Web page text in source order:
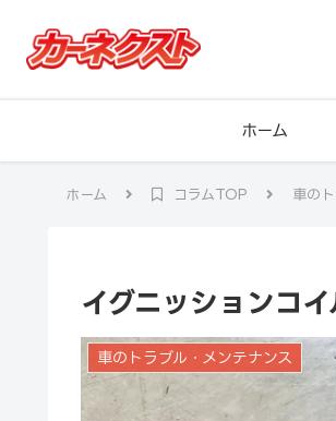
ホーム
ホーム コラムTOP 車の
イグニッションコ
車のトラブル・メンテナンス